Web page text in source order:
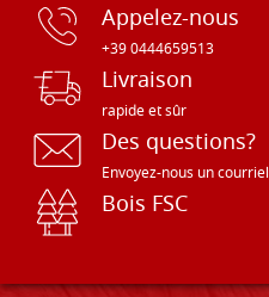
Appelez-nous
+39 0444659513
Livraison
rapide et sûr
Des questions?
Envoyez-nous un courriel
Bois FSC